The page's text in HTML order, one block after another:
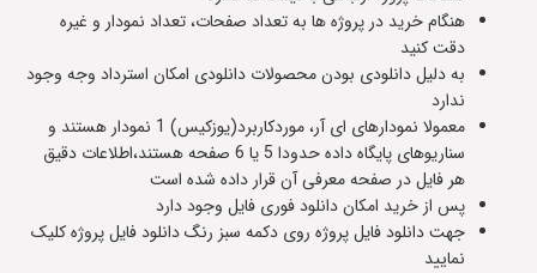
هنگام خرید در پروژه ها به تعداد صفحات، تعداد نمودار و غیره
دقت کنید
به دلیل دانلودی بودن محصولات دانلودی امکان استرداد وجه وجود
ندارد
معمولا نمودارهای ای آر، موردکاربرد(یوزکیس) 1 نمودار هستند و
سناریوهای پایگاه داده حدودا 5 یا 6 صفحه هستند،اطلاعات دقیق
هر فایل در صفحه معرفی آن قرار داده شده است
پس از خرید امکان دانلود فوری فایل وجود دارد
جهت دانلود فایل پروژه روی دکمه سبز رنگ دانلود فایل پروژه کلیک
نمایید